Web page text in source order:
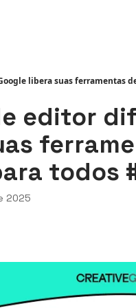
libera suas ferramentas
editor
todos
2025